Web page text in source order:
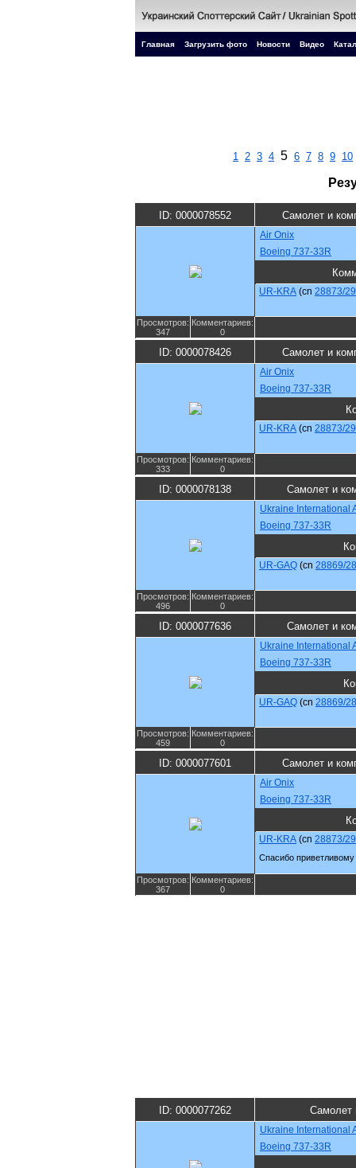
Главная Загрузить фото Новости Видео
1 2 3 4 5 6 7 8 9 10
ID: 0000078552 Самолет и
Air Onix
Boeing 737-33R
UR-KRA (cn 28873/
Просмотров:
347
Комментариев:
0
ID: 0000078426 Самолет и
Air Onix
Boeing 737-33R
UR-KRA (cn 28873/
Просмотров:
333
Комментариев:
0
ID: 0000078138 Самолет и
Ukraine International
Boeing 737-33R
UR-GAQ (cn 28869/
Просмотров:
496
Комментариев:
0
ID: 0000077636 Самолет и
Ukraine International
Boeing 737-33R
UR-GAQ (cn 28869/
Просмотров:
459
Комментариев:
0
ID: 0000077601 Самолет и
Air Onix
Boeing 737-33R
UR-KRA (cn 28873/
Cпасибо приветливому
Просмотров:
367
Комментариев:
0
ID: 0000077262 Самолет
Ukraine International
Boeing 737-33R